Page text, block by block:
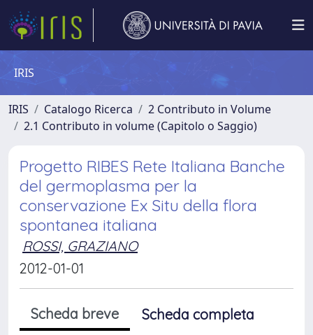
IRIS
IRIS Catalogo Ricerca
2 Contributo in Volume
2.1 Contributo in volume (Capitolo o Saggio)
Progetto RIBES Rete Italiana Banche
del germoplasma per la
conservazione Ex Situ della flora
spontanea italiana
ROSSI, GRAZIANO
2012-01-01
Scheda breve
Scheda completa